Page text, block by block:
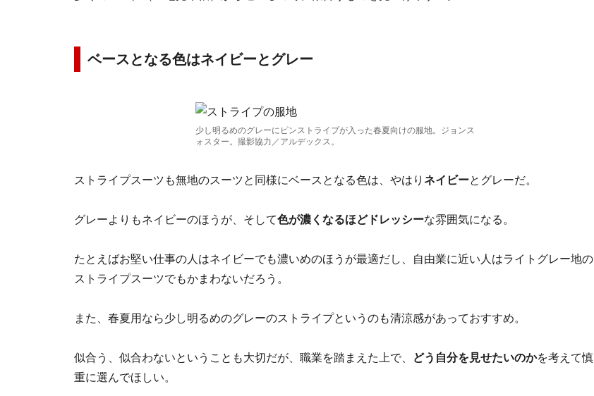
ベースとなる色はネイビーとグレー
少し明るめのグレーにピンストライプが入った春夏向けの服地。ジョンス
ォスター。撮影協力／アルデックス。
ストライプスーツも無地のスーツと同様にベースとなる色は、やはり ネイビーとグレーだ。
グレーよりもネイビーのほうが、そして色が濃くなるほどドレッシーな雰囲気になる。
たとえばお堅い仕事の人はネイビーでも濃いめのほうが最適だし、自由業に近い人はライトグレー地の
ストライプスーツでもかまわないだろう。
また、春夏用なら少し明るめのグレーのストライプというのも清涼感があっておすすめ。
似合う、似合わないということも大切だが、職業を踏まえた上で、 どう自分を見せたいのかを考えて慎
重に選んでほしい。